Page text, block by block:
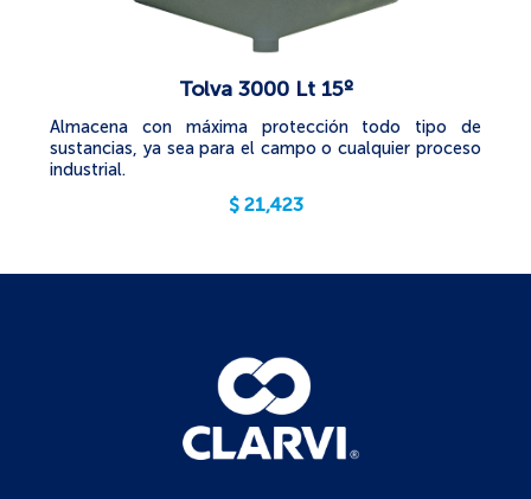
Tolva 3000 Lt 15º
Almacena con máxima protección todo tipo de
sustancias, ya sea para el campo o cualquier proceso
industrial.
$ 21,423